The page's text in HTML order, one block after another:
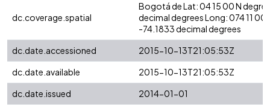
dc.coverage.spatial
Bogotá de Lat: 04 15 00 N
decimal degrees Long: 074 11
-74.1833 decimal degrees
dc.date.accessioned
2015-10-13T21:05:53Z
dc.date.available
2015-10-13T21:05:53Z
dc.date.issued
2014-01-01